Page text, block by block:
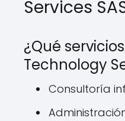
Services
¿Qué
Technology
Consultoría